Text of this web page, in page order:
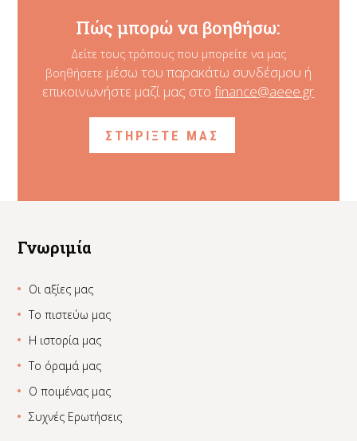
Πώς μπορώ να βοηθήσω:
Δείτε τους τρόπους που μπορείτε να μας
βοηθήσετε μέσω του παρακάτω συνδέσμου ή
επικοινωνήστε μαζί μας στοfinance@aeee.gr
ΣΤΗΡΙΞΤΕ ΜΑΣ
Γνωριμία
Οι αξίες μας
Το πιστεύω μας
Η ιστορία μας
Το όραμά μας
Ο ποιμένας μας
Συχνές Ερωτήσεις